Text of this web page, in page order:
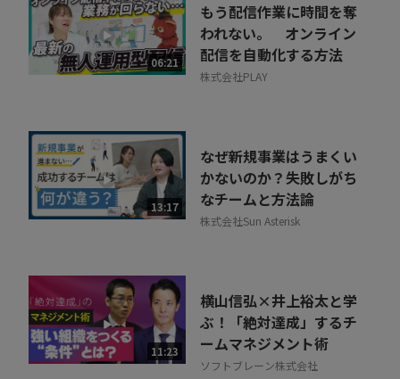
06:21
もう配信作業に時間を奪
われない。 オンライン
配信を自動化する方法
株式会社PLAY
13:17
なぜ新規事業はうまくい
かないのか？失敗しがち
なチームと方法論
株式会社Sun Asterisk
11:23
横山信弘×井上裕太と学
ぶ！「絶対達成」するチ
ームマネジメント術
ソフトブレーン株式会社